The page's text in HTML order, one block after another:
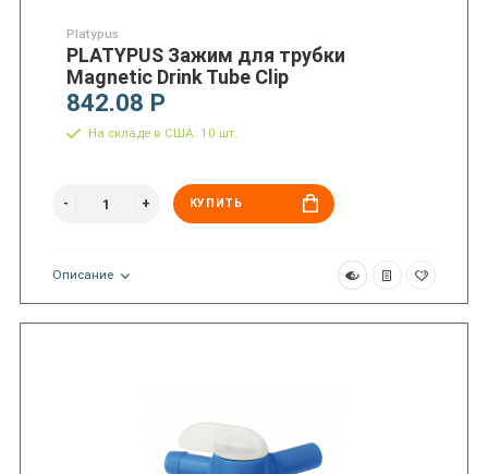
Platypus
PLATYPUS Зажим для трубки
Magnetic Drink Tube Clip
842.08 Р
На складе в США: 10 шт.
КУПИТЬ
Описание